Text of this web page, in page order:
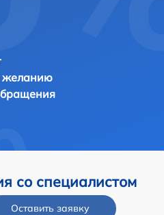
желанию
со специалистом
Оставить заявку